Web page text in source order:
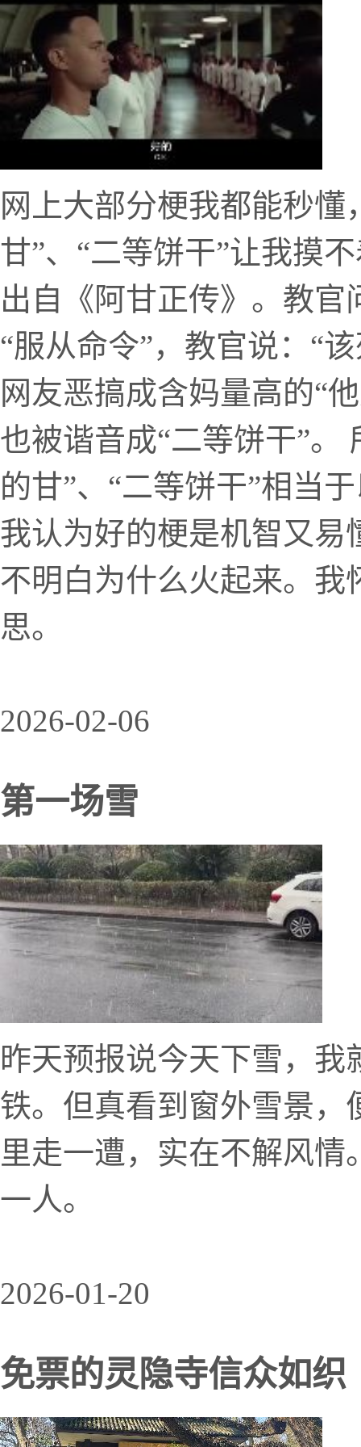
网上大部分梗我都能秒
甘”、“二等饼干”让我摸
出自《阿甘正传》。教
“服从命令”，教官说：“
网友恶搞成含妈量高的“
也被谐音成“二等饼干”。
的甘”、“二等饼干”相当
我认为好的梗是机智又易
不明白为什么火起来。
思。
2026-02-06
第一场雪
昨天预报说今天下雪，
铁。但真看到窗外雪景，
里走一遭，实在不解风
一人。
2026-01-20
免票的灵隐寺信众如织